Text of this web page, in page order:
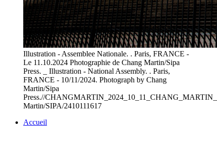
Illustration - Assemblee Nationale. . Paris, FRANCE -
Le 11.10.2024 Photographie de Chang Martin/Sipa
Press. _ Illustration - National Assembly. . Paris,
FRANCE - 10/11/2024. Photograph by Chang
Martin/Sipa
Press.//
Martin/SIPA/2410111617
Accueil